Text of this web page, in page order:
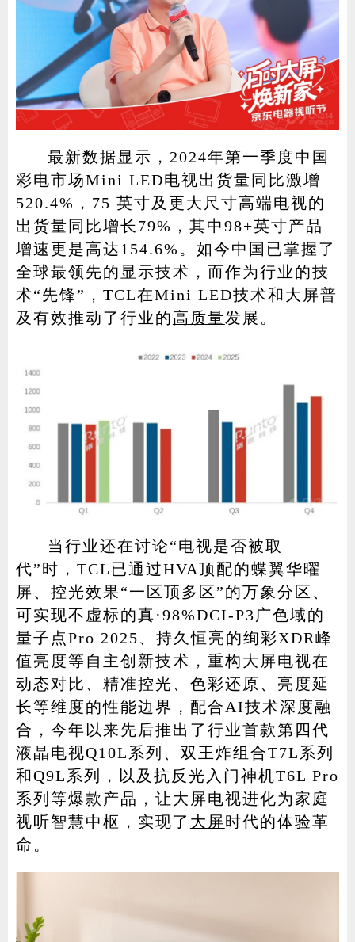
最新数据显示，2024年第一季度中国
彩电市场Mini LED电视出货量同比激增
520.4%，75 英寸及更大尺寸高端电视的
出货量同比增长79%，其中98+英寸产品
增速更是高达154.6%。如今中国已掌握了
全球最领先的显示技术，而作为行业的技
术“先锋”，TCL在Mini LED技术和大屏普
及有效推动了行业的高质量发展。
当行业还在讨论“电视是否被取
代”时，TCL已通过HVA顶配的蝶翼华曜
屏、控光效果“一区顶多区”的万象分区、
可实现不虚标的真·98%DCI-P3广色域的
量子点Pro 2025、持久恒亮的绚彩XDR峰
值亮度等自主创新技术，重构大屏电视在
动态对比、精准控光、色彩还原、亮度延
长等维度的性能边界，配合AI技术深度融
合，今年以来先后推出了行业首款第四代
液晶电视Q10L系列、双王炸组合T7L系列
和Q9L系列，以及抗反光入门神机T6L Pro
系列等爆款产品，让大屏电视进化为家庭
视听智慧中枢，实现了 大屏时代的体验革
命。